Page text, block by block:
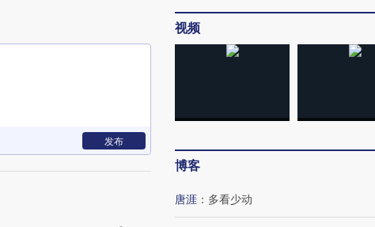
发布
视频
博客
唐涯 ： 多看少动